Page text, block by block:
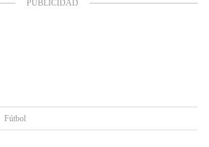
Fútbol